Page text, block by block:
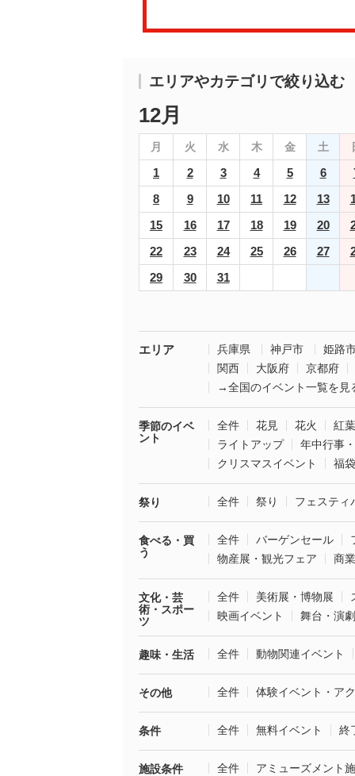
エリアやカテゴリで絞り込む
12月
月 火 水 木 金 土
1 2 3 4 5 6
8
9 10 11 12 13
15
16 17 18 19 20
22
23 24 25 26 27
29
30 31
エリア 兵庫県 神戸市
姫路
関西
大阪府
京都府
→全国のイベント一覧を見
季節のイベ
ント
全件 花見 花火
紅葉
ライトアップ
年中行事
クリスマスイベント
福
祭り 全件 祭り フェスティ
食べる・買
う
全件 バーゲンセール
物産展・観光フェア
商
文化・芸
術・スポー
ツ
全件 美術展・博物展
映画イベント
舞台・演劇
趣味・生活 全件 動物関連イベント
その他 全件 体験イベント・ア
条件 全件 無料イベント 終
施設条件 全件 アミューズメント